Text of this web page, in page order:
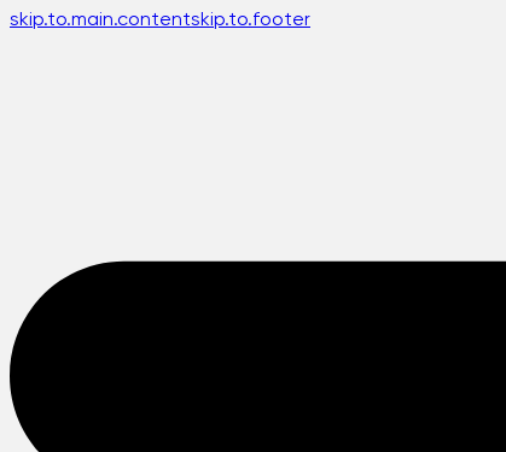
skip.to.main.contentskip.to.footer